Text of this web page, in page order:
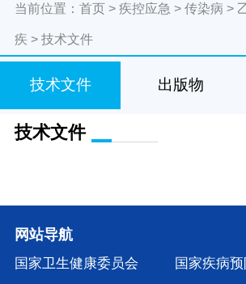
当前位置： 首页> 疾控应急 > 传染病 >
疾 > 技术文件
技术文件 出版物
技术文件
网站导航
国家卫生健康委员会 国家疾病